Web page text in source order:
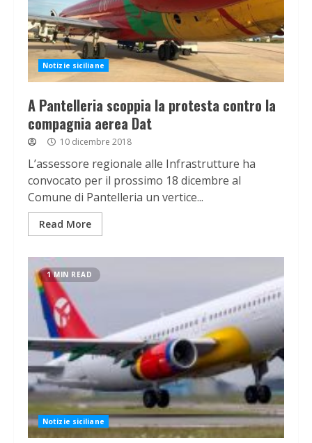
Notizie siciliane
A Pantelleria scoppia la protesta contro la
compagnia aerea Dat
10 dicembre 2018
L’assessore regionale alle Infrastrutture ha
convocato per il prossimo 18 dicembre al
Comune di Pantelleria un vertice...
Read More
1 MIN READ
Notizie siciliane